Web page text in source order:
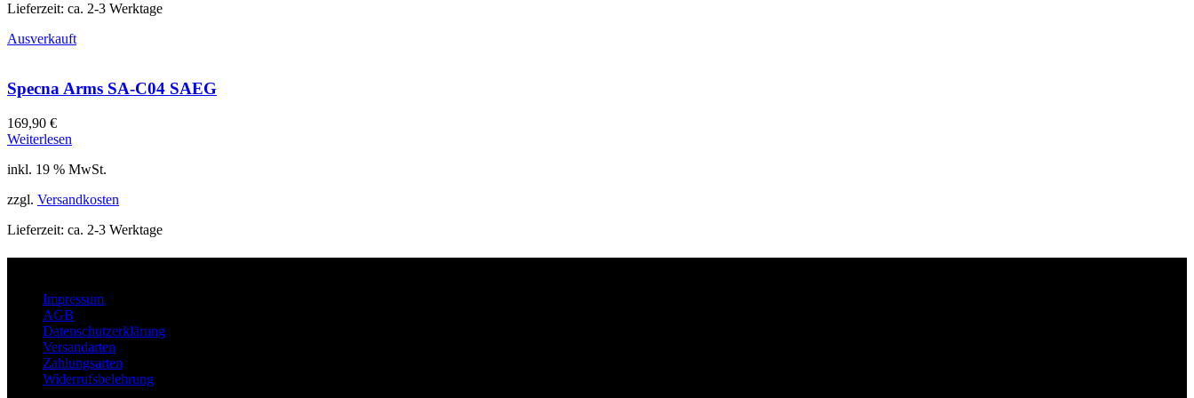
Lieferzeit: ca. 2-3 Werktage
Ausverkauft
Specna Arms SA-C04 SAEG
169,90 €
Weiterlesen
inkl. 19 % MwSt.
zzgl. Versandkosten
Lieferzeit: ca. 2-3 Werktage
Impressum
AGB
Datenschutzerklärung
Versandarten
Zahlungsarten
Widerrufsbelehrung